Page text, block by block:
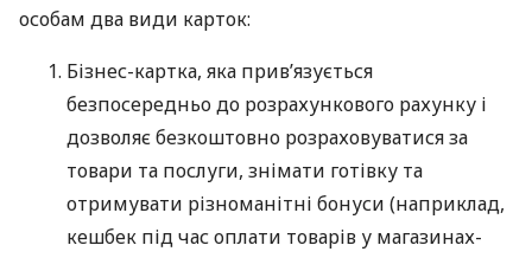
особам два види карток:
Бізнес-картка, яка прив’язується
безпосередньо до розрахункового рахунку і
дозволяє безкоштовно розраховуватися за
товари та послуги, знімати готівку та
отримувати різноманітні бонуси (наприклад,
кешбек під час оплати товарів у магазинах-